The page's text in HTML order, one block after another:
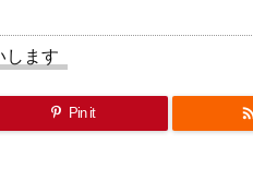
します
Pin it